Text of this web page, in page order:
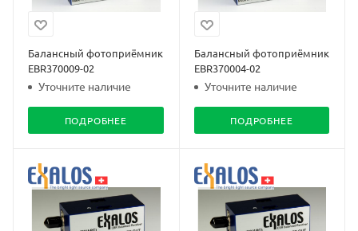
Балансный фотоприёмник
EBR370009-02
Уточните наличие
ПОДРОБНЕЕ
Балансный фотоприёмник
EBR370004-02
Уточните наличие
ПОДРОБНЕЕ